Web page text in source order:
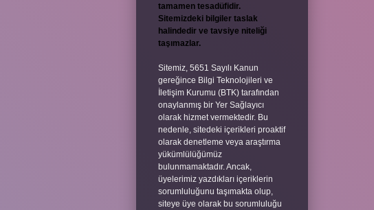
tamamen tesadüfidir.
Sitemizdeki bilgiler taslak
halindedir ve tavsiye niteliği
taşımazlar.
Sitemiz, 5651 Sayılı Kanun
gereğince Bilgi Teknolojileri ve
İletişim Kurumu (BTK) tarafından
onaylanmış bir Yer Sağlayıcı
olarak hizmet vermektedir. Bu
nedenle, sitedeki içerikleri proaktif
olarak denetleme veya araştırma
yükümlülüğümüz
bulunmamaktadır. Ancak,
üyelerimiz yazdıkları içeriklerin
sorumluluğunu taşımakta olup,
siteye üye olarak bu sorumluluğu